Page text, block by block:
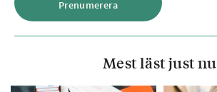
Mest läst just nu